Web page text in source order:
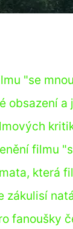
"se
obsazení
filmu
která
zákulisí
fanoušky